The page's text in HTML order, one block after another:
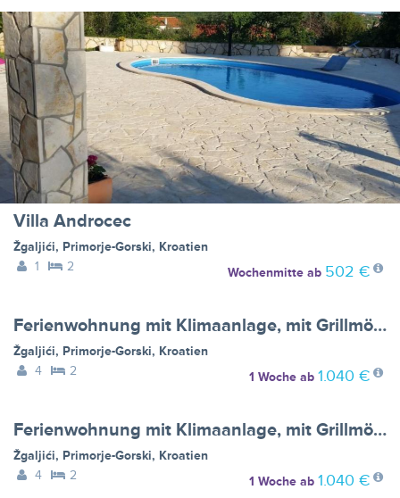
Villa Androcec
Žgaljići, Primorje-Gorski, Kroatien
1
2 Wochenmitteab 502 €
Ferienwohnung mit Klimaanlage, mit Grillmöglichkeit, mit Aussenpool - BF-Y6T95
Žgaljići, Primorje-Gorski, Kroatien
4
2 1 Wocheab 1.040 €
Ferienwohnung mit Klimaanlage, mit Grillmöglichkeit, mit Aussenpool - BF-36B7T
Žgaljići, Primorje-Gorski, Kroatien
4
2 1 Wocheab 1.040 €